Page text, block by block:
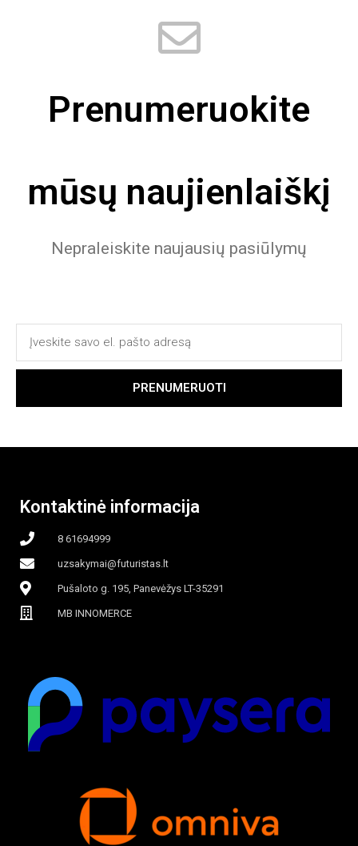
Prenumeruokite
mūsų naujienlaiškį
Nepraleiskite naujausių pasiūlymų
PRENUMERUOTI
Kontaktinė informacija
8 61694999
uzsakymai@futuristas.lt
Pušaloto g. 195, Panevėžys LT-35291
MB INNOMERCE